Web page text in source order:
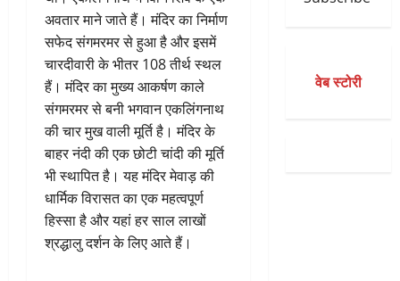
अवतार माने जाते हैं। मंदिर का निर्माण
सफेद संगमरमर से हुआ है और इसमें
चारदीवारी के भीतर 108 तीर्थ स्थल
हैं। मंदिर का मुख्य आकर्षण काले
संगमरमर से बनी भगवान एकलिंगनाथ
की चार मुख वाली मूर्ति है। मंदिर के
बाहर नंदी की एक छोटी चांदी की मूर्ति
भी स्थापित है। यह मंदिर मेवाड़ की
धार्मिक विरासत का एक महत्वपूर्ण
हिस्सा है और यहां हर साल लाखों
श्रद्धालु दर्शन के लिए आते हैं।
वेब स्टोरी